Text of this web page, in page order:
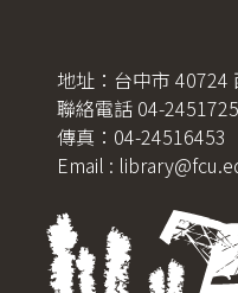
地址：台中市 40724
聯絡電話 04-
傳真：04-24516453
Email :